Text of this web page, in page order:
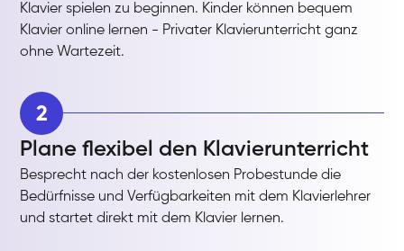
Klavier spielen zu beginnen. Kinder können bequem
Klavier online lernen - Privater Klavierunterricht ganz
ohne Wartezeit.
2
Plane flexibel den Klavierunterricht
Besprecht nach der kostenlosen Probestunde die
Bedürfnisse und Verfügbarkeiten mit dem Klavierlehrer
und startet direkt mit dem Klavier lernen.